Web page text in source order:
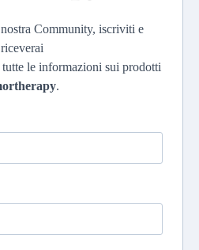
Community, iscriviti e
riceverai
le informazioni sui prodotti
.